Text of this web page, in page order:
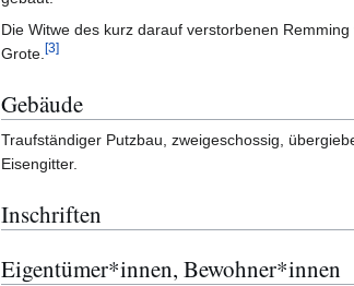
Die Witwe des kurz darauf verstorbenen
Grote.[3]
Gebäude
Traufständiger Putzbau, zweigeschossig,
Eisengitter.
Inschriften
Eigentümer*innen, Bewohner*innen